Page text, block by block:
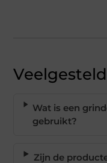
Wat is een
gebruikt?
Zijn de